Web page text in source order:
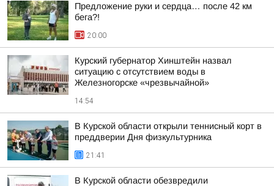
Предложение руки и сердца… после 42 км
бега?!
20:00
Курский губернатор Хинштейн назвал
ситуацию с отсутствием воды в
Железногорске «чрезвычайной»
14:54
В Курской области открыли теннисный корт в
преддверии Дня физкультурника
21:41
В Курской области обезвредили